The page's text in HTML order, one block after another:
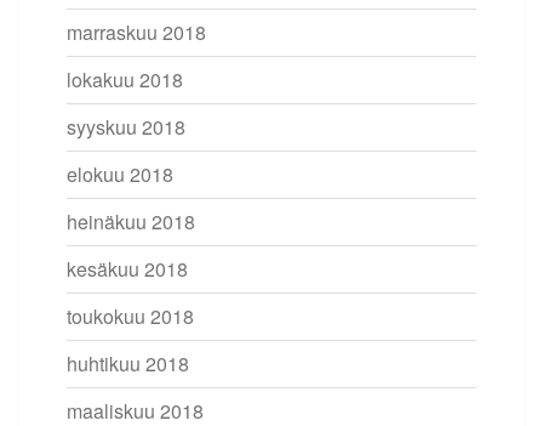
marraskuu 2018
lokakuu 2018
syyskuu 2018
elokuu 2018
heinäkuu 2018
kesäkuu 2018
toukokuu 2018
huhtikuu 2018
maaliskuu 2018